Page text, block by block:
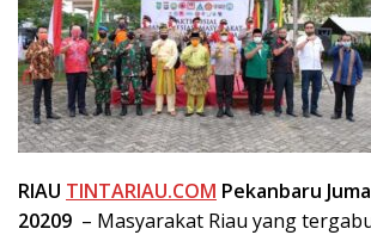
RIAU TINTARIAU.COM Pekanbaru
20209 – Masyarakat Riau yang